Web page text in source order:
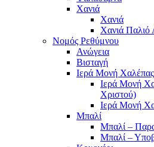
Χανιά
Χανιά
Χανιά Παλιό
Νομός Ρεθύμνου
Ανώγεια
Βισταγή
Ιερά Μονή Χαλέπας
Ιερά Μονή
Χριστού)
Ιερά Μονή
Μπαλί
Μπαλί –
Μπαλί –